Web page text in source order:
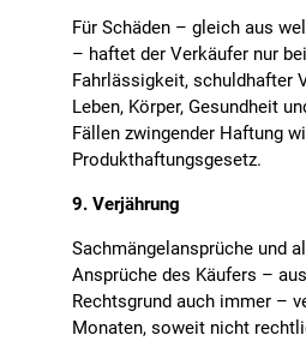
Für Schäden – gleich aus
– haftet der Verkäufer nur
Fahrlässigkeit, schuldhafter
Leben, Körper, Gesundheit
Fällen zwingender Haftung
Produkthaftungsgesetz.
9. Verjährung
Sachmängelansprüche und
Ansprüche des Käufers –
Rechtsgrund auch immer –
Monaten, soweit nicht